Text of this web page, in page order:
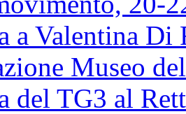
a Valentina Di
Museo
del TG3 al